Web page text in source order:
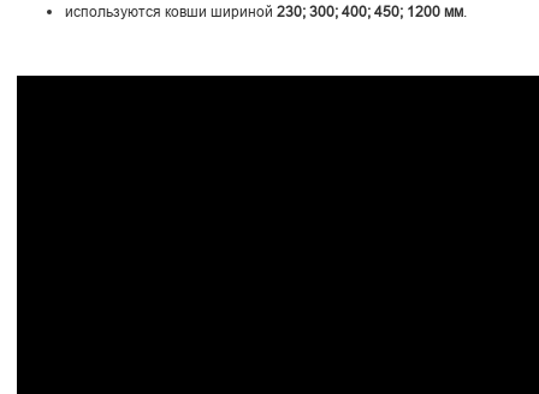
используются ковши шириной 230; 300; 400; 450; 1200 мм